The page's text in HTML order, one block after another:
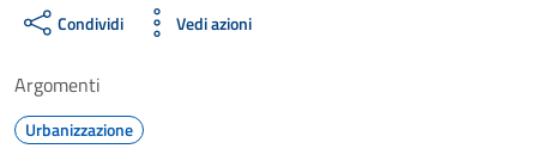
Condividi Vedi azioni
Argomenti
Urbanizzazione